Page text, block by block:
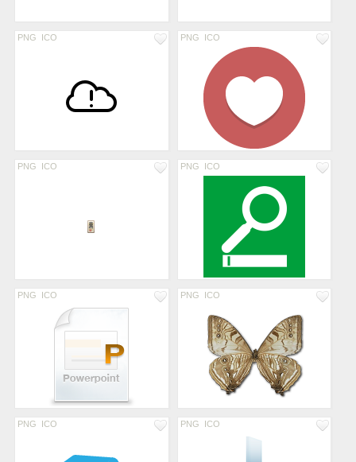
PNG ICO PNG ICO
PNG ICO PNG ICO
PNG ICO PNG ICO
PNG ICO PNG ICO